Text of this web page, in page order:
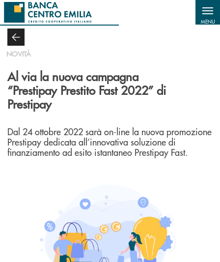
Salta al contenuto principale
MENU
NOVITÀ
Al via la nuova campagna
“Prestipay Prestito Fast 2022” di
Prestipay
Dal 24 ottobre 2022 sarà on-line la nuova promozione
Prestipay dedicata all’innovativa soluzione di
finanziamento ad esito istantaneo Prestipay Fast.